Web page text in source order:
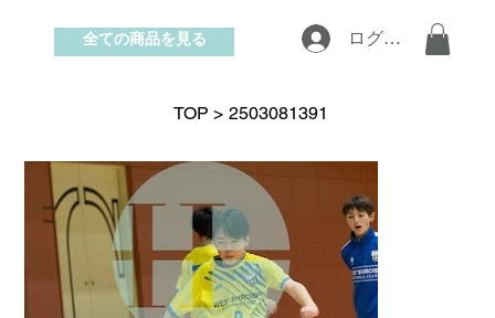
お問い合わせ
ログイン
全ての商品を見る
TOP > 2503081391